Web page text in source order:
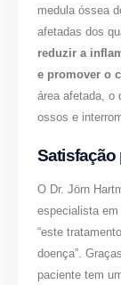
medula óssea
afetadas dos
reduzir a
e promover o
área afetada, o
ossos e
O Dr. Jörn
especialista
“este
doença”.
paciente tem